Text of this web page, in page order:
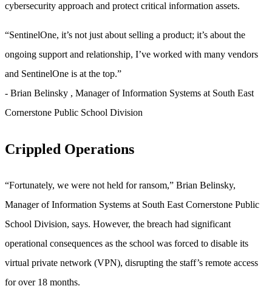
cybersecurity approach and protect critical information assets.
“SentinelOne, it’s not just about selling a product; it’s about the
ongoing support and relationship, I’ve worked with many vendors
and SentinelOne is at the top.”
- Brian Belinsky , Manager of Information Systems at South East
Cornerstone Public School Division
Crippled Operations
“Fortunately, we were not held for ransom,” Brian Belinsky,
Manager of Information Systems at South East Cornerstone Public
School Division, says. However, the breach had significant
operational consequences as the school was forced to disable its
virtual private network (VPN), disrupting the staff’s remote access
for over 18 months.